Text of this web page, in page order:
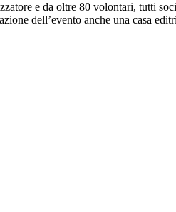
e da oltre 80 volontari, tutti
dell’evento anche una casa